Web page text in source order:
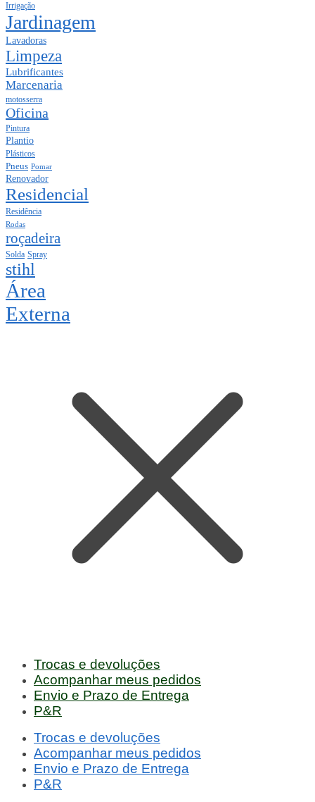
Irrigação
Jardinagem
Lavadoras
Limpeza
Lubrificantes
Marcenaria
motosserra
Oficina
Pintura
Plantio
Plásticos
Pneus Pomar
Renovador
Residencial
Residência
Rodas
roçadeira
Solda Spray
stihl
Área
Externa
Trocas e devoluções
Acompanhar meus pedidos
Envio e Prazo de Entrega
P&R
Trocas e devoluções
Acompanhar meus pedidos
Envio e Prazo de Entrega
P&R